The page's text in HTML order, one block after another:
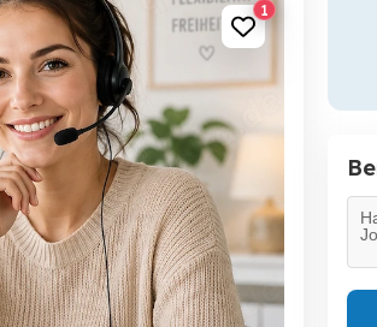
1